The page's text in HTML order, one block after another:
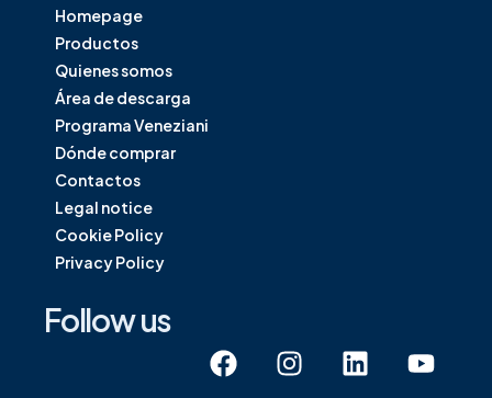
Homepage
Productos
Quienes somos
Área de descarga
Programa Veneziani
Dónde comprar
Contactos
Legal notice
Cookie Policy
Privacy Policy
Follow us